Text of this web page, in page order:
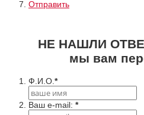
Отправить
НЕ НАШЛИ
мы вам
Ф.И.О. *
Ваш e-mail: *